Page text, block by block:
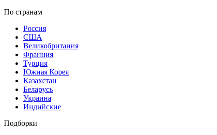
По странам
Россия
США
Великобритания
Франция
Турция
Южная Корея
Казахстан
Беларусь
Украина
Индийские
Подборки